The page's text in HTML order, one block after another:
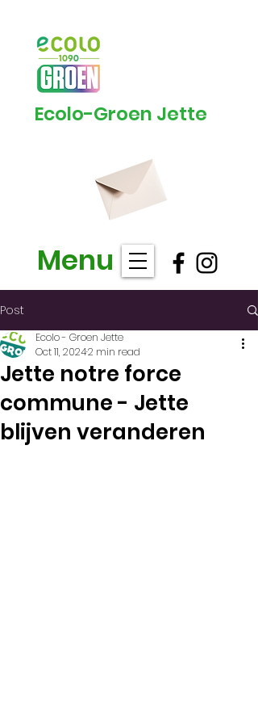
Ecolo-Groen Jette
Menu
Post
Jette notre force
commune - Jette
blijven veranderen
Ecolo - Groen Jette
Oct 11, 20242 min read